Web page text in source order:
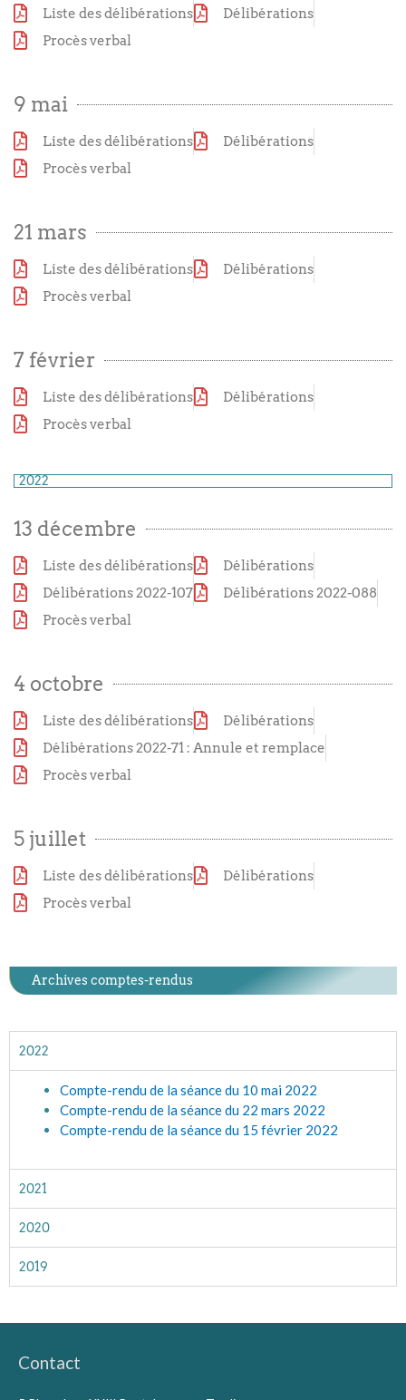
Liste des délibérations
Délibérations
Procès verbal
9 mai
Liste des délibérations
Délibérations
Procès verbal
21 mars
Liste des délibérations
Délibérations
Procès verbal
7 février
Liste des délibérations
Délibérations
Procès verbal
2022
13 décembre
Liste des délibérations
Délibérations
Délibérations 2022-107
Délibérations 2022-088
Procès verbal
4 octobre
Liste des délibérations
Délibérations
Délibérations 2022-71 : Annule et remplace
Procès verbal
5 juillet
Liste des délibérations
Délibérations
Procès verbal
Archives comptes-rendus
2022
Compte-rendu de la séance du 10 mai 2022
Compte-rendu de la séance du 22 mars 2022
Compte-rendu de la séance du 15 février 2022
2021
2020
2019
Contact